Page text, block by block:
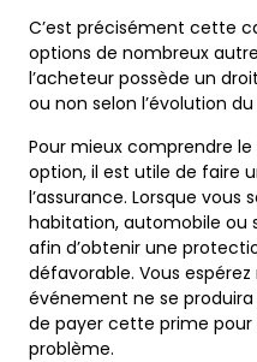
C’est précisément cette
options de nombreux
l’acheteur possède un
ou non selon l’évolution
Pour mieux comprendre
option, il est utile de faire
l’assurance. Lorsque vous
habitation, automobile ou
afin d’obtenir une
défavorable. Vous
événement ne se
de payer cette prime
problème.